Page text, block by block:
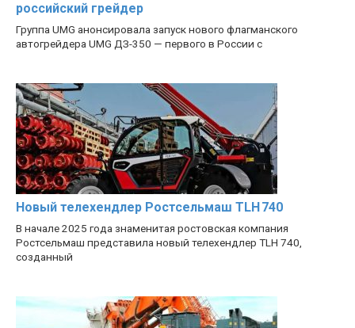
российский грейдер
Группа UMG анонсировала запуск нового флагманского
автогрейдера UMG ДЗ-350 — первого в России с
Новый телехендлер Ростсельмаш TLH 740
В начале 2025 года знаменитая ростовская компания
Ростсельмаш представила новый телехендлер TLH 740,
созданный